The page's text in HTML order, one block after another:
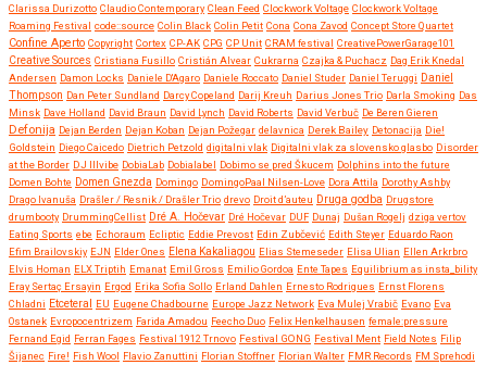
Clarissa Durizotto Claudio Contemporary Clean Feed Clockwork Voltage Clockwork Voltage
Roaming Festival code::source Colin Black Colin Petit Cona Cona Zavod Concept Store Quartet
Confine Aperto Copyright Cortex CP-AK CPG CP Unit CRAM festival CreativePowerGarage101
Creative Sources Cristiana Fusillo Cristián Alvear Cukrarna Czajka & Puchacz Dag Erik Knedal
Andersen Damon Locks Daniele D'Agaro Daniele Roccato Daniel Studer Daniel Teruggi Daniel
Thompson Dan Peter Sundland Darcy Copeland Darij Kreuh Darius Jones Trio Darla Smoking Das
Minsk Dave Holland David Braun David Lynch David Roberts David Verbuč De Beren Gieren
Defonija Dejan Berden Dejan Koban Dejan Požegar delavnica Derek Bailey Detonacija Die!
Goldstein Diego Caicedo Dietrich Petzold digitalni vlak Digitalni vlak za slovensko glasbo Disorder
at the Border DJ Illvibe DobiaLab Dobialabel Dobimo se pred Škucem Dolphins into the future
Domen Bohte Domen Gnezda Domingo DomingoPaal Nilsen-Love Dora Attila Dorothy Ashby
Drago Ivanuša Drašler / Resnik / Drašler Trio drevo Droit d’auteu Druga godba Drugstore
drumbooty DrummingCellist Dré A. Hočevar Dré Hočevar DUF Dunaj Dušan Rogelj dziga vertov
Eating Sports ebe Echoraum Ecliptic Eddie Prevost Edin Zubčević Edith Steyer Eduardo Raon
Efim Brailovskiy EJN Elder Ones Elena Kakaliagou Elias Stemeseder Elisa Ulian Ellen Arkrbro
Elvis Homan ELX Triptih Emanat Emil Gross Emilio Gordoa Ente Tapes Equilibrium as insta_bility
Eray Sertaç Ersayin Ergod Erika Sofia Sollo Erland Dahlen Ernesto Rodrigues Ernst Florens
Chladni Etceteral EU Eugene Chadbourne Europe Jazz Network Eva Mulej Vrabič Evano Eva
Ostanek Evropocentrizem Farida Amadou Feecho Duo Felix Henkelhausen female:pressure
Fernand Egid Ferran Fages Festival 1912 Trnovo Festival GONG Festival Ment Field Notes Filip
Šijanec Fire! Fish Wool Flavio Zanuttini Florian Stoffner Florian Walter FMR Records FM Sprehodi